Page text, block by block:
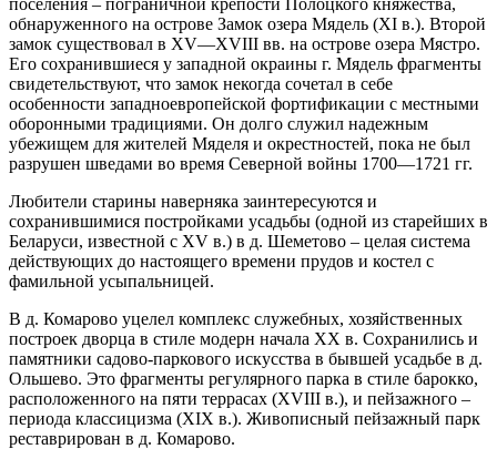
обнаруженного на острове Замок озера Мядель (XI в.). Второй
замок существовал в XV—XVIII вв. на острове озера Мястро.
Его сохранившиеся у западной окраины г. Мядель фрагменты
свидетельствуют, что замок некогда сочетал в себе
особенности западноевропейской фортификации с местными
оборонными традициями. Он долго служил надежным
убежищем для жителей Мяделя и окрестностей, пока не был
разрушен шведами во время Северной войны 1700—1721 гг.
Любители старины наверняка заинтересуются и
сохранившимися постройками усадьбы (одной из старейших в
Беларуси, известной с XV в.) в д. Шеметово – целая система
действующих до настоящего времени прудов и костел с
фамильной усыпальницей.
В д. Комарово уцелел комплекс служебных, хозяйственных
построек дворца в стиле модерн начала XX в. Сохранились и
памятники садово-паркового искусства в бывшей усадьбе в д.
Ольшево. Это фрагменты регулярного парка в стиле барокко,
расположенного на пяти террасах (XVIII в.), и пейзажного –
периода классицизма (XIX в.). Живописный пейзажный парк
реставрирован в д. Комарово.